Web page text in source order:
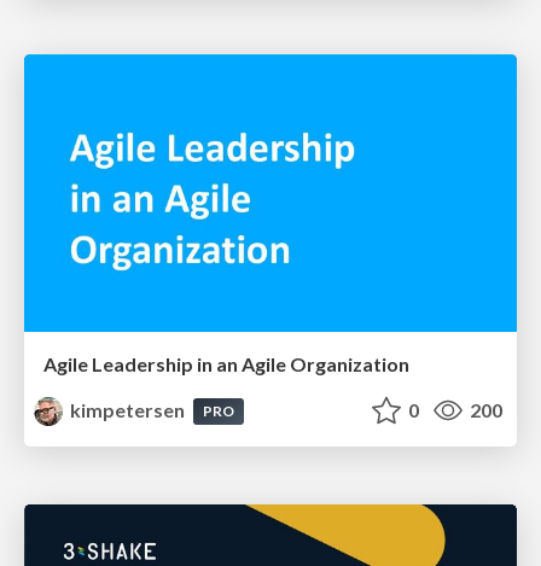
Agile Leadership in an Agile Organization
kimpetersen
PRO 0 200